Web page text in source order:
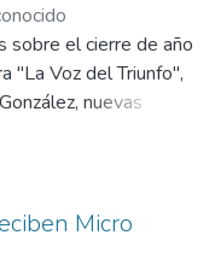
sobre el cierre de año
"La Voz del Triunfo",
nuevas
Majija y su licencia
Micro